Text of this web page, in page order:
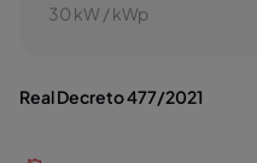
30 kW / kWp
Real Decreto 477/2021